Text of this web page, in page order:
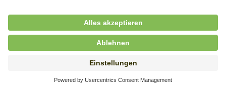
Hauswirtschaftskraft (m/w/d)
in unbefristeter Anstellung, Teilzeit (25 Std./Wo.), SOS-